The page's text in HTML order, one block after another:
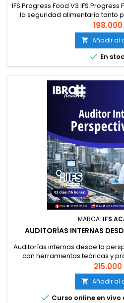
IFS Progress Food V3 IFS
la seguridad alimentaria tanto
para la industria
comparativo de GFSI. Es una
pequeñas o menos
para establecer un sistema de
periodo de
 Añadir al
 En
MARCA: IFS
AUDITORÍAS INTERNAS
Auditorías internas desde la
con herramientas teóricas y
realizar auditorías internas y a
gestión bajo la norma IFS. Al
podrá aplicar protocolos de
podrá usar las herramientas
215.000
 Añadir al
 Curso online en vivo